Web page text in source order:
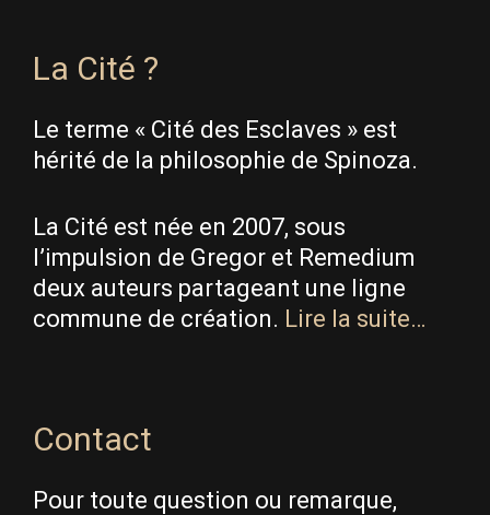
La Cité ?
Le terme « Cité des Esclaves » est
hérité de la philosophie de Spinoza.
La Cité est née en 2007, sous
l’impulsion de Gregor et Remedium
deux auteurs partageant une ligne
commune de création. Lire la suite…
Contact
Pour toute question ou remarque,